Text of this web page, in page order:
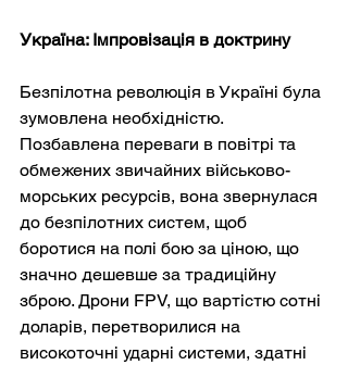
Україна: Імпровізація в доктрину
Безпілотна революція в Україні була
зумовлена необхідністю.
Позбавлена переваги в повітрі та
обмежених звичайних військово-
морських ресурсів, вона звернулася
до безпілотних систем, щоб
боротися на полі бою за ціною, що
значно дешевше за традиційну
зброю. Дрони FPV, що вартістю сотні
доларів, перетворилися на
високоточні ударні системи, здатні